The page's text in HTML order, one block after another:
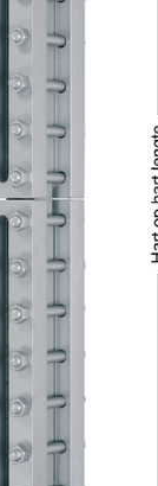
pakkingen
AFDICHTINGEN